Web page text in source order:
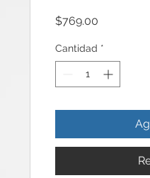
$769.00
Cantidad *